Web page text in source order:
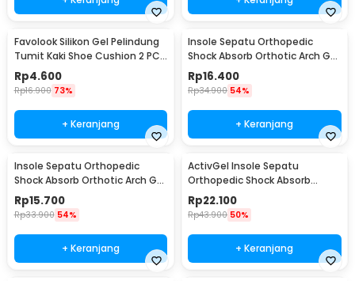
Favolook Silikon Gel Pelindung
Tumit Kaki Shoe Cushion 2 PCS
- Z166
Rp4.600
Rp16.900 73%
+ Keranjang
Insole Sepatu Orthopedic
Shock Absorb Orthotic Arch Gel
Foam S - ZYD17
Rp16.400
Rp34.900 54%
+ Keranjang
Insole Sepatu Orthopedic
Shock Absorb Orthotic Arch Gel
Foam L - ZYD17
Rp15.700
Rp33.900 54%
+ Keranjang
ActivGel Insole Sepatu
Orthopedic Shock Absorb
Silicone Gel S
Rp22.100
Rp43.900 50%
+ Keranjang